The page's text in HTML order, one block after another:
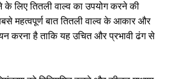
के लिए तितली वाल्व का उपयोग करने की
महत्वपूर्ण बात तितली वाल्व के आकार और
करना है ताकि यह उचित और प्रभावी ढंग से